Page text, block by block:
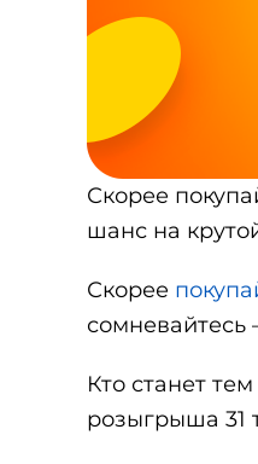
Скорее
шанс на
Скорее
Кто станет
розыгрыша 31